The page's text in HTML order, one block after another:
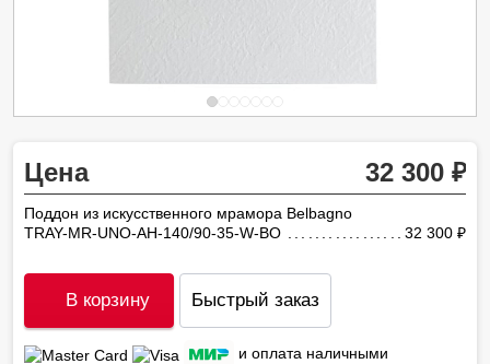
Цена 32 300
Поддон из искусственного мрамора Belbagno
TRAY-MR-UNO-AH-140/90-35-W-BO
32 300
В корзину Быстрый заказ
и оплата наличными